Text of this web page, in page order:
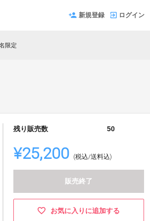
新規登録 ログイン
限定
残り販売数 50
¥25,200 (税込/送料込)
販売終了
お気に入りに追加する